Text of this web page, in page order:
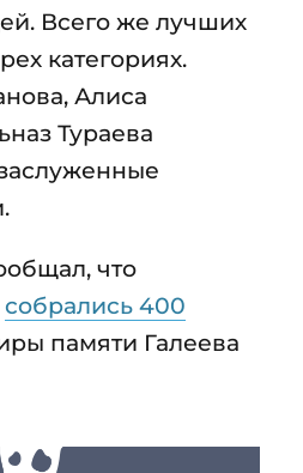
Всего же лучших
категориях.
Алиса
Тураева
что
собрались 400
памяти Галеева